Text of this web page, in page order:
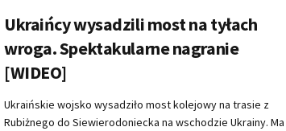
Ukraińcy wysadzili most na tyłach
wroga. Spektakularne nagranie
[WIDEO]
Ukraińskie wojsko wysadziło most kolejowy na trasie z
Rubiżnego do Siewierodoniecka na wschodzie Ukrainy. Ma